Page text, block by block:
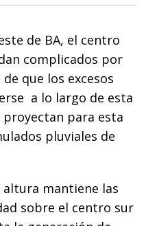
de BA, el centro
complicados por
que los excesos
a lo largo de esta
para esta
pluviales de
altura mantiene las
sobre el centro sur